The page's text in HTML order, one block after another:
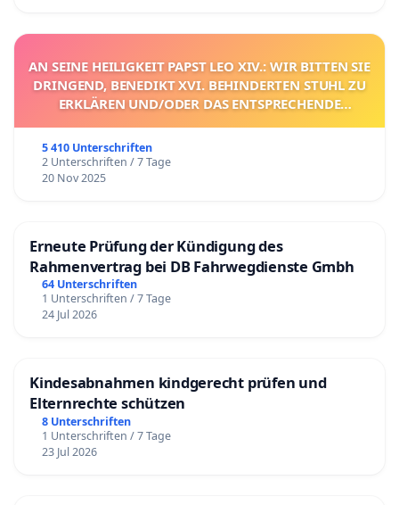
AN SEINE HEILIGKEIT PAPST LEO XIV.: WIR BITTEN SIE
DRINGEND, BENEDIKT XVI. BEHINDERTEN STUHL ZU
ERKLÄREN UND/ODER DAS ENTSPRECHENDE
5 410 Unterschriften
2 Unterschriften / 7 Tage
20 Nov 2025
Erneute Prüfung der Kündigung des
Rahmenvertrag bei DB Fahrwegdienste Gmbh
64 Unterschriften
1 Unterschriften / 7 Tage
24 Jul 2026
Kindesabnahmen kindgerecht prüfen und
Elternrechte schützen
8 Unterschriften
1 Unterschriften / 7 Tage
23 Jul 2026